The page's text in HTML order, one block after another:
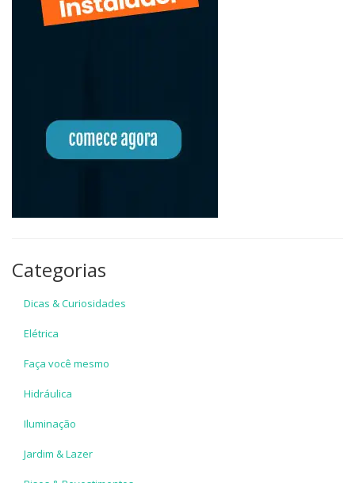
Categorias
Dicas & Curiosidades
Elétrica
Faça você mesmo
Hidráulica
Iluminação
Jardim & Lazer